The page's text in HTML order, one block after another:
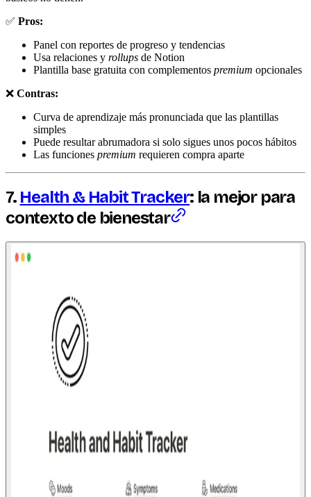
✅ Pros:
Panel con reportes de progreso y tendencias
Usa relaciones y rollups de Notion
Plantilla base gratuita con complementos premium opcionales
❌ Contras:
Curva de aprendizaje más pronunciada que las plantillas
simples
Puede resultar abrumadora si solo sigues unos pocos hábitos
Las funciones premium requieren compra aparte
7. Health & Habit Tracker: la mejor para
contexto de bienestar